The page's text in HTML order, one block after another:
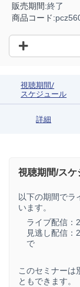
販売期間:終了
商品コード:
視聴期間/
スケジュール
詳細
視聴期間/スケ
以下の期間でラ
います。
ライブ配信：
見逃し配信：
で
このセミナーは
ともできます。